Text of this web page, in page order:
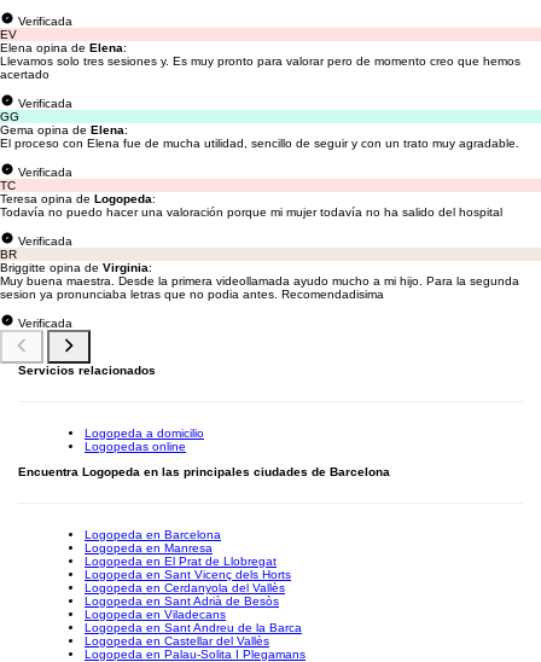
Verificada
EV
Elena opina de Elena:
Llevamos solo tres sesiones y. Es muy pronto para valorar pero de momento creo que hemos
acertado
Verificada
GG
Gema opina de Elena:
El proceso con Elena fue de mucha utilidad, sencillo de seguir y con un trato muy agradable.
Verificada
TC
Teresa opina de Logopeda:
Todavía no puedo hacer una valoración porque mi mujer todavía no ha salido del hospital
Verificada
BR
Briggitte opina de Virginia:
Muy buena maestra. Desde la primera videollamada ayudo mucho a mi hijo. Para la segunda
sesion ya pronunciaba letras que no podia antes. Recomendadisima
Verificada
Servicios relacionados
Logopeda a domicilio
Logopedas online
Encuentra Logopeda en las principales ciudades de Barcelona
Logopeda en Barcelona
Logopeda en Manresa
Logopeda en El Prat de Llobregat
Logopeda en Sant Vicenç dels Horts
Logopeda en Cerdanyola del Vallès
Logopeda en Sant Adrià de Besòs
Logopeda en Viladecans
Logopeda en Sant Andreu de la Barca
Logopeda en Castellar del Vallès
Logopeda en Palau-Solita I Plegamans